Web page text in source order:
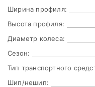
Ширина профиля:
Высота профиля:
Диаметр колеса:
Сезон:
Тип транспортного
Шип/нешип: